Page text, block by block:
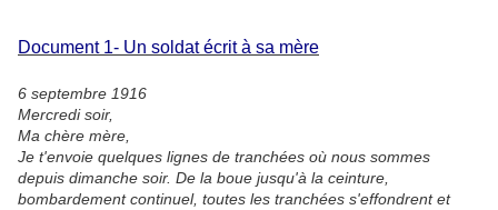
Document 1- Un soldat écrit à sa mère
6 septembre 1916
Mercredi soir,
Ma chère mère,
Je t'envoie quelques lignes de tranchées où nous sommes
depuis dimanche soir. De la boue jusqu'à la ceinture,
bombardement continuel, toutes les tranchées s'effondrent et